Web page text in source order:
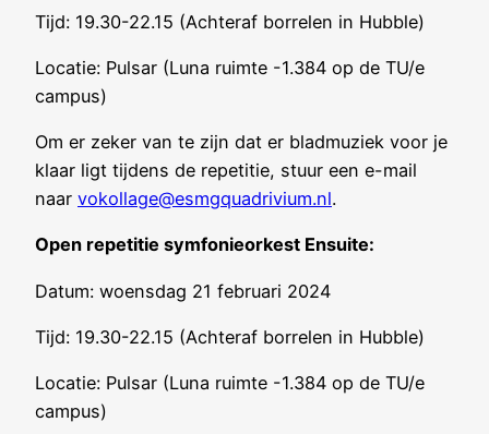
Tijd: 19.30-22.15 (Achteraf borrelen in Hubble)
Locatie: Pulsar (Luna ruimte -1.384 op de TU/e
campus)
Om er zeker van te zijn dat er bladmuziek voor je
klaar ligt tijdens de repetitie, stuur een e-mail
naar vokollage@esmgquadrivium.nl.
Open repetitie symfonieorkest Ensuite:
Datum: woensdag 21 februari 2024
Tijd: 19.30-22.15 (Achteraf borrelen in Hubble)
Locatie: Pulsar (Luna ruimte -1.384 op de TU/e
campus)